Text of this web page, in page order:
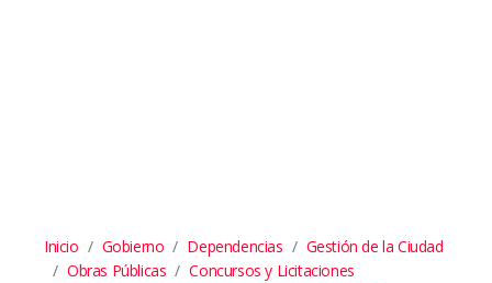
Inicio Gobierno Dependencias
Gestión de la Ciudad
Obras Públicas
Concursos y Licitaciones